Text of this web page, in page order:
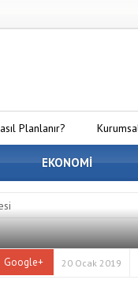
Planlanır?
MC Server Kirala
Nakliyat — Osmaniye’de
EKONOMİ
Google+ 20 Ocak 2019